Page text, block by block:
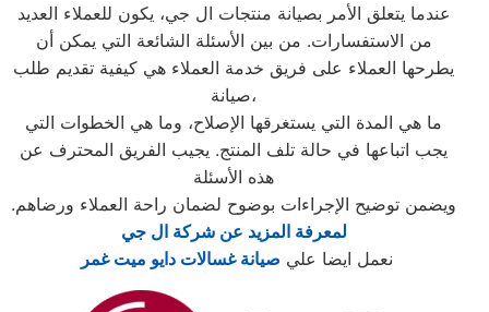
عندما يتعلق الأمر بصيانة منتجات ال جي، يكون للعملاء العديد
من الاستفسارات. من بين الأسئلة الشائعة التي يمكن أن
يطرحها العملاء على فريق خدمة العملاء هي كيفية تقديم طلب
صيانة،
ما هي المدة التي يستغرقها الإصلاح، وما هي الخطوات التي
يجب اتباعها في حالة تلف المنتج. يجيب الفريق المحترف عن
هذه الأسئلة
ويضمن توضيح الإجراءات بوضوح لضمان راحة العملاء ورضاهم.
لمعرفة المزيد عن شركة ال جي
نعمل ايضا علي صيانة غسالات دايو ميت غمر